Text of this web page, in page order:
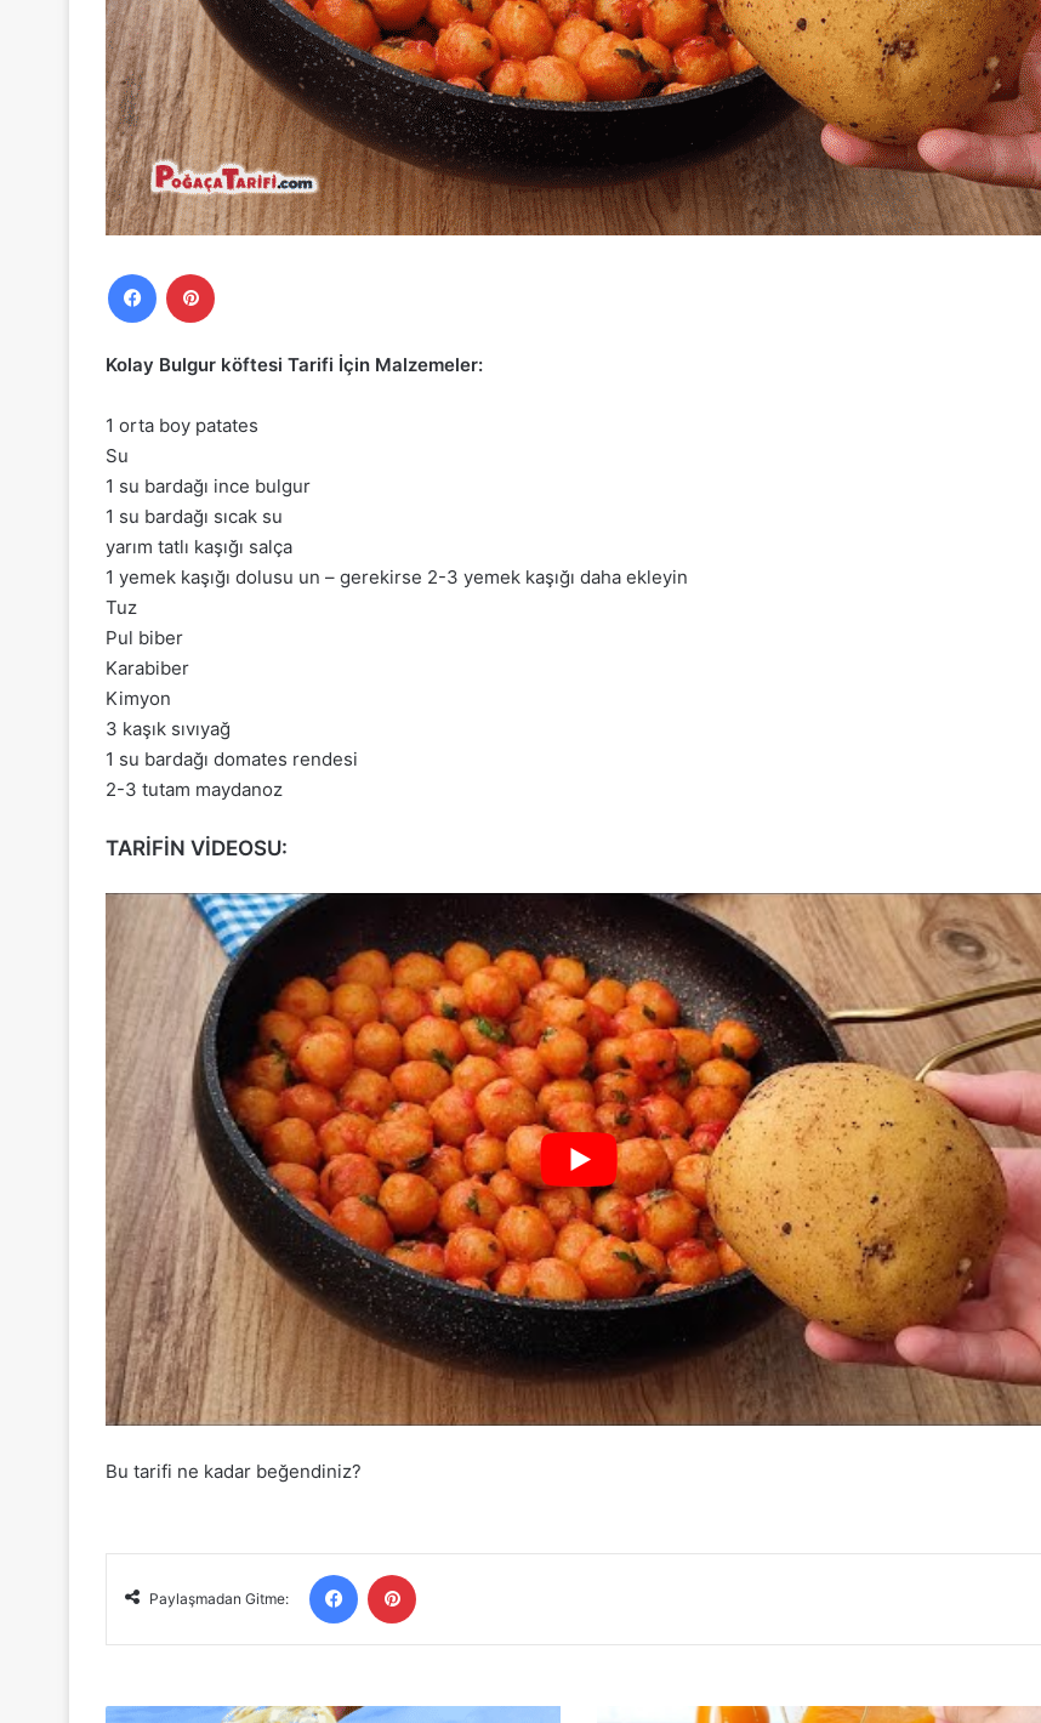
Facebook
Kolay Bulgur köftesi Tarifi İçin Malzemeler:
1 orta boy patates
Su
1 su bardağı ince bulgur
1 su bardağı sıcak su
yarım tatlı kaşığı salça
1 yemek kaşığı dolusu un – gerekirse 2-3 yemek kaşığı daha ekleyin
Tuz
Pul biber
Karabiber
Kimyon
3 kaşık sıvıyağ
1 su bardağı domates rendesi
2-3 tutam maydanoz
TARİFİN VİDEOSU:
Bu tarifi ne kadar beğendiniz?
Paylaşmadan Gitme:
Facebook